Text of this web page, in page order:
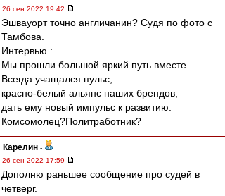
26 сен 2022 19:42
Эшвауорт точно англичанин? Судя по фото с
Тамбова.
Интервью :
Мы прошли большой яркий путь вместе.
Всегда учащался пульс,
красно-белый альянс наших брендов,
дать ему новый импульс к развитию.
Комсомолец?Политработник?
Карелин -
26 сен 2022 17:59
Дополню раньшее сообщение про судей в
четверг.